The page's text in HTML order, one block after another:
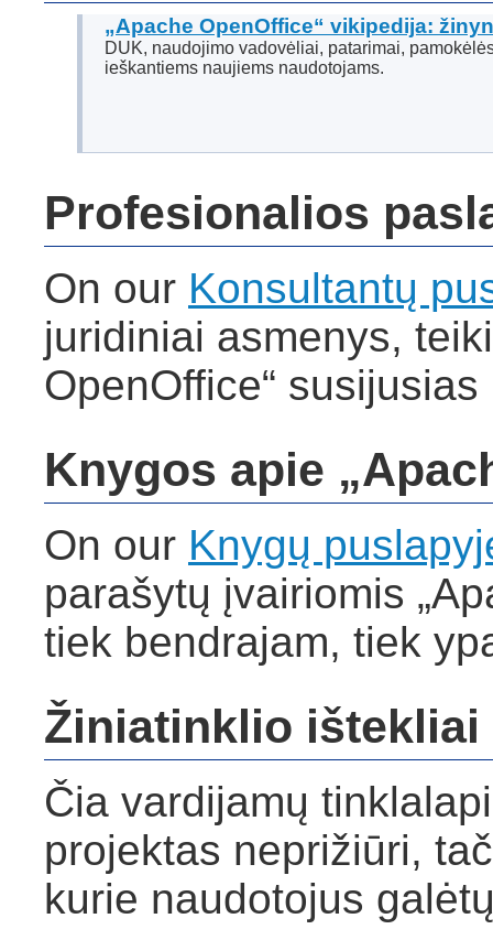
„Apache OpenOffice“ vikipedija:
DUK, naudojimo vadovėliai, patarimai,
ieškantiems naujiems naudotojams.
Profesionalios
On our Konsultantų
juridiniai asmenys,
OpenOffice“
Knygos apie
On our Knygų
parašytų įvairiomis
tiek bendrajam, tiek
Žiniatinklio ištekliai
Čia vardijamų
projektas neprižiūri,
kurie naudotojus